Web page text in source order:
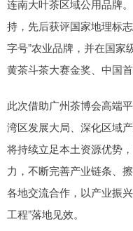
连南大叶茶区域公用品牌
持，先后获评国家地理标
字号”农业品牌，并在国家
黄茶斗茶大赛金奖、中国
此次借助广州茶博会高端
湾区发展大局、深化区域
将持续立足本土资源优势
力，不断完善产业链条、
各地交流合作，以产业振
工程”落地见效。